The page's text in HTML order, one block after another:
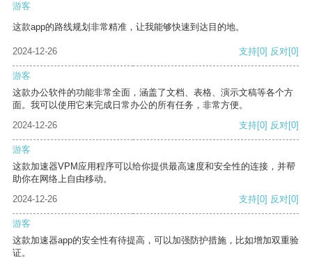
游客
这款app的路线规划非常精准，让我能够快速到达目的地。
2024-12-26 支持[0] 反对[0]
游客
这款办公软件的功能非常全面，涵盖了文档、表格、演示文稿等各个方
面。我可以使用它来完成日常办公的所有任务，非常方便。
2024-12-26
支持[0] 反对[0]
游客
这款加速器VPM应用程序可以给你提供最高速度和安全性的连接，并帮
助你在网络上自由移动。
2024-12-26
支持[0] 反对[0]
游客
这款加速器app的安全性有待提高，可以加强防护措施，比如增加双重验
证。